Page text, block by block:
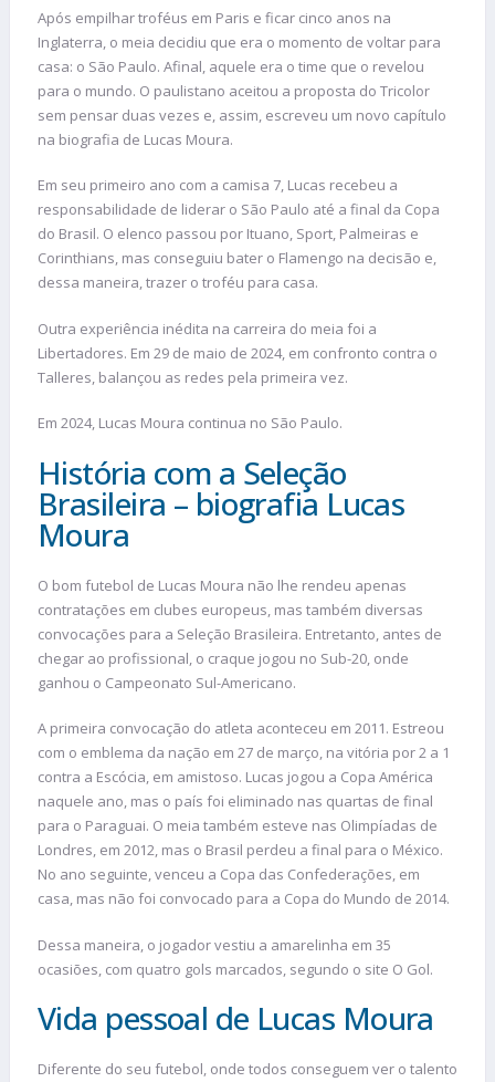
Após empilhar troféus em Paris e ficar cinco anos na
Inglaterra, o meia decidiu que era o momento de voltar para
casa: o São Paulo. Afinal, aquele era o time que o revelou
para o mundo. O paulistano aceitou a proposta do Tricolor
sem pensar duas vezes e, assim, escreveu um novo capítulo
na biografia de Lucas Moura.
Em seu primeiro ano com a camisa 7, Lucas recebeu a
responsabilidade de liderar o São Paulo até a final da Copa
do Brasil. O elenco passou por Ituano, Sport, Palmeiras e
Corinthians, mas conseguiu bater o Flamengo na decisão e,
dessa maneira, trazer o troféu para casa.
Outra experiência inédita na carreira do meia foi a
Libertadores. Em 29 de maio de 2024, em confronto contra o
Talleres, balançou as redes pela primeira vez.
Em 2024, Lucas Moura continua no São Paulo.
História com a Seleção
Brasileira – biografia Lucas
Moura
O bom futebol de Lucas Moura não lhe rendeu apenas
contratações em clubes europeus, mas também diversas
convocações para a Seleção Brasileira. Entretanto, antes de
chegar ao profissional, o craque jogou no Sub-20, onde
ganhou o Campeonato Sul-Americano.
A primeira convocação do atleta aconteceu em 2011. Estreou
com o emblema da nação em 27 de março, na vitória por 2 a 1
contra a Escócia, em amistoso. Lucas jogou a Copa América
naquele ano, mas o país foi eliminado nas quartas de final
para o Paraguai. O meia também esteve nas Olimpíadas de
Londres, em 2012, mas o Brasil perdeu a final para o México.
No ano seguinte, venceu a Copa das Confederações, em
casa, mas não foi convocado para a Copa do Mundo de 2014.
Dessa maneira, o jogador vestiu a amarelinha em 35
ocasiões, com quatro gols marcados, segundo o site O Gol.
Vida pessoal de Lucas Moura
Diferente do seu futebol, onde todos conseguem ver o talento